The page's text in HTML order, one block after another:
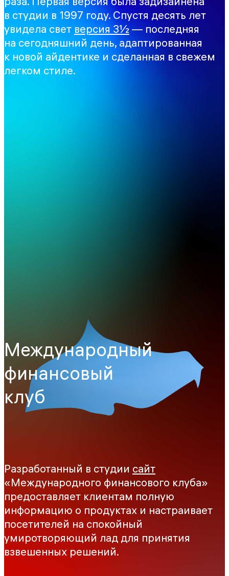
в студии в 1997 году. Спустя десять лет
увидела свет версия 3½ — последняя
на сегодняшний день, адаптированная
к новой айдентике и сделанная в свежем
легком стиле.
Международный
финансовый
клуб
Разработанный в студии сайт
«Международного финансового клуба»
предоставляет клиентам полную
информацию о продуктах и настраивает
посетителей на спокойный
умиротворяющий лад для принятия
взвешенных решений.